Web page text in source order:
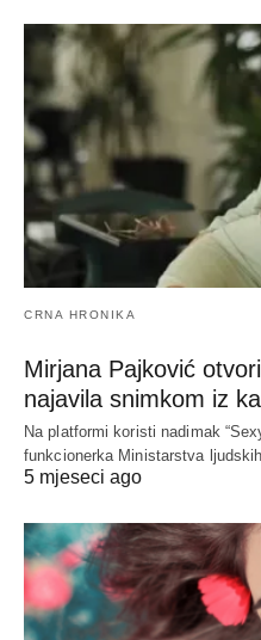
CRNA HRONIKA
Mirjana Pajković
najavila snimkom iz
Na platformi koristi nadimak
funkcionerka Ministarstva
5 mjeseci ago